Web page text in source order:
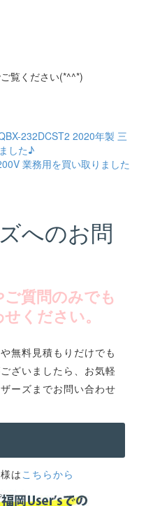
覧ください(*^^*)
232DCST2 2020年製 三
した♪
業務用を買い取りました
へのお問
質問のみでも
ください。
無料見積もりだけでも
ざいましたら、お気軽
ーズまでお問い合わせ
は こちらから